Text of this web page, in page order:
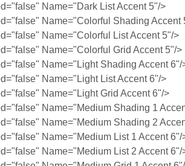
Name="Dark List Accent 5"/>
Name="Colorful Shading Accent
Name="Colorful List Accent 5"/>
Name="Colorful Grid Accent 5"/>
Name="Light Shading Accent 6"/
Name="Light List Accent 6"/>
Name="Light Grid Accent 6"/>
Name="Medium Shading 1
Name="Medium Shading 2
Name="Medium List 1 Accent 6"/
Name="Medium List 2 Accent 6"/